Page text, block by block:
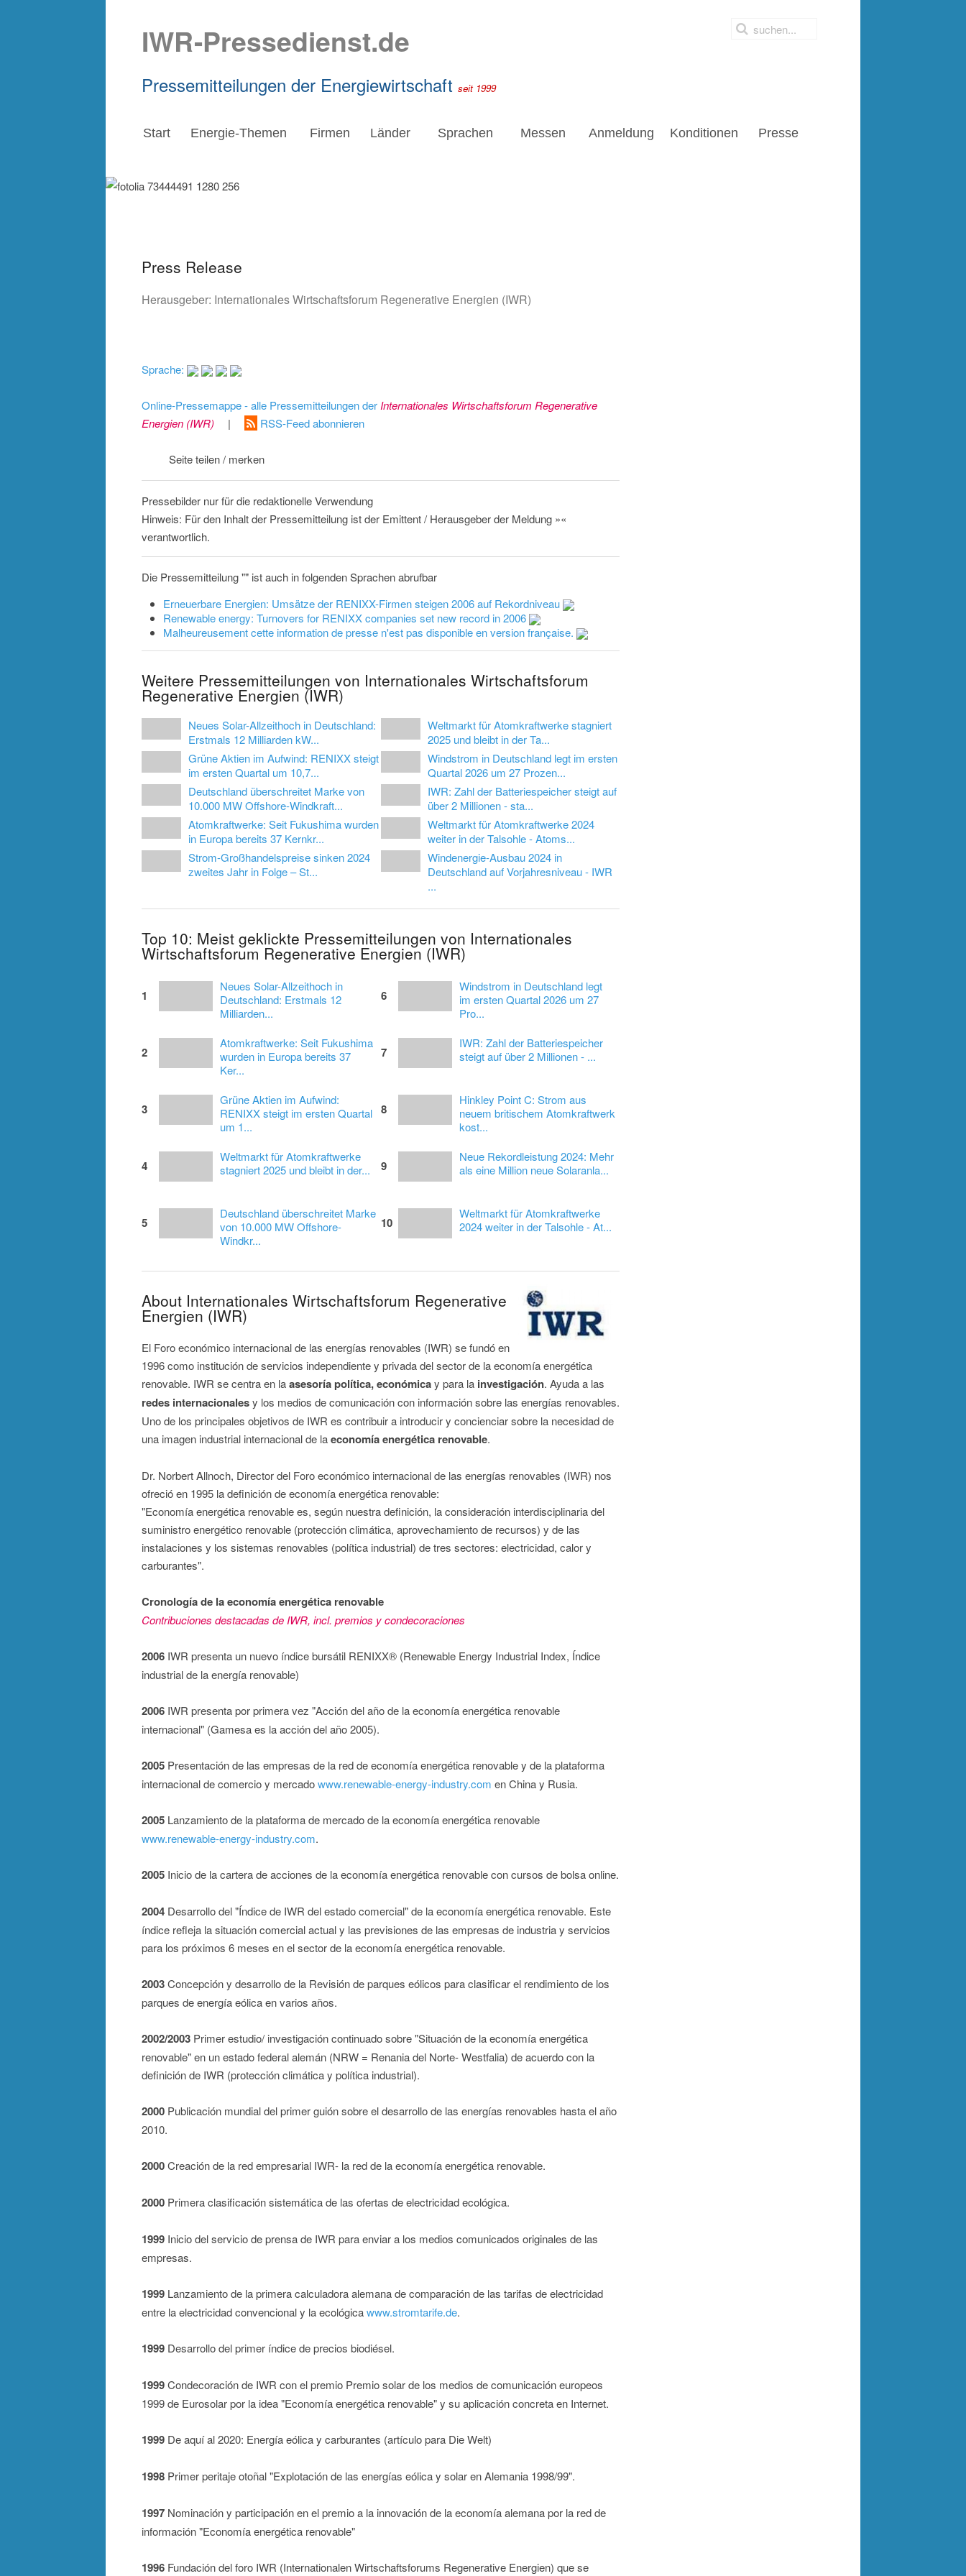
IWR-Pressedienst.de
Pressemitteilungen der Energiewirtschaft seit 1999
Start Energie-Themen Firmen Länder Sprachen Messen Anmeldung Konditionen Presse
Press Release
Herausgeber: Internationales Wirtschaftsforum Regenerative Energien (IWR)
Sprache:
Online-Pressemappe - alle Pressemitteilungen der Internationales Wirtschaftsforum Regenerative
Energien (IWR)
| RSS-Feed abonnieren
Seite teilen / merken
Pressebilder nur für die redaktionelle Verwendung
Hinweis: Für den Inhalt der Pressemitteilung ist der Emittent / Herausgeber der Meldung »«
verantwortlich.
Die Pressemitteilung "" ist auch in folgenden Sprachen abrufbar
Erneuerbare Energien: Umsätze der RENIXX-Firmen steigen 2006 auf Rekordniveau
Renewable energy: Turnovers for RENIXX companies set new record in 2006
Malheureusement cette information de presse n'est pas disponible en version française.
Weitere Pressemitteilungen von Internationales Wirtschaftsforum
Regenerative Energien (IWR)
Neues Solar-Allzeithoch in Deutschland:
Erstmals 12 Milliarden kW...
Weltmarkt für Atomkraftwerke stagniert
2025 und bleibt in der Ta...
Grüne Aktien im Aufwind: RENIXX steigt
im ersten Quartal um 10,7...
Windstrom in Deutschland legt im ersten
Quartal 2026 um 27 Prozen...
Deutschland überschreitet Marke von
10.000 MW Offshore-Windkraft...
IWR: Zahl der Batteriespeicher steigt auf
über 2 Millionen - sta...
Atomkraftwerke: Seit Fukushima wurden
in Europa bereits 37 Kernkr...
Weltmarkt für Atomkraftwerke 2024
weiter in der Talsohle - Atoms...
Strom-Großhandelspreise sinken 2024
zweites Jahr in Folge – St...
Windenergie-Ausbau 2024 in
Deutschland auf Vorjahresniveau - IWR
...
Top 10: Meist geklickte Pressemitteilungen von Internationales
Wirtschaftsforum Regenerative Energien (IWR)
1
Neues Solar-Allzeithoch in
Deutschland: Erstmals 12
Milliarden...
2
Atomkraftwerke: Seit Fukushima
wurden in Europa bereits 37
Ker...
3
Grüne Aktien im Aufwind:
RENIXX steigt im ersten Quartal
um 1...
4
Weltmarkt für Atomkraftwerke
stagniert 2025 und bleibt in der...
5
Deutschland überschreitet Marke
von 10.000 MW Offshore-
Windkr...
6
Windstrom in Deutschland legt
im ersten Quartal 2026 um 27
Pro...
7
IWR: Zahl der Batteriespeicher
steigt auf über 2 Millionen - ...
8
Hinkley Point C: Strom aus
neuem britischem Atomkraftwerk
kost...
9
Neue Rekordleistung 2024: Mehr
als eine Million neue Solaranla...
10
Weltmarkt für Atomkraftwerke
2024 weiter in der Talsohle - At...
About Internationales Wirtschaftsforum Regenerative
Energien (IWR)
El Foro económico internacional de las energías renovables (IWR) se fundó en
1996 como institución de servicios independiente y privada del sector de la economía energética
renovable. IWR se centra en laasesoría política, económicay para la investigación. Ayuda a las
redes internacionalesy los medios de comunicación con información sobre las energías renovables.
Uno de los principales objetivos de IWR es contribuir a introducir y concienciar sobre la necesidad de
una imagen industrial internacional de laeconomía energética renovable.
Dr. Norbert Allnoch, Director del Foro económico internacional de las energías renovables (IWR) nos
ofreció en 1995 la definición de economía energética renovable:
"Economía energética renovable es, según nuestra definición, la consideración interdisciplinaria del
suministro energético renovable (protección climática, aprovechamiento de recursos) y de las
instalaciones y los sistemas renovables (política industrial) de tres sectores: electricidad, calor y
carburantes".
Cronología de la economía energética renovable
Contribuciones destacadas de IWR, incl. premios y condecoraciones
2006 IWR presenta un nuevo índice bursátil RENIXX® (Renewable Energy Industrial Index, Índice
industrial de la energía renovable)
2006 IWR presenta por primera vez "Acción del año de la economía energética renovable
internacional" (Gamesa es la acción del año 2005).
2005 Presentación de las empresas de la red de economía energética renovable y de la plataforma
internacional de comercio y mercadowww.renewable-energy-industry.com en China y Rusia.
2005 Lanzamiento de la plataforma de mercado de la economía energética renovable
www.renewable-energy-industry.com.
2005 Inicio de la cartera de acciones de la economía energética renovable con cursos de bolsa online.
2004 Desarrollo del "Índice de IWR del estado comercial" de la economía energética renovable. Este
índice refleja la situación comercial actual y las previsiones de las empresas de industria y servicios
para los próximos 6 meses en el sector de la economía energética renovable.
2003Concepción y desarrollo de la Revisión de parques eólicos para clasificar el rendimiento de los
parques de energía eólica en varios años.
2002/2003 Primer estudio/ investigación continuado sobre "Situación de la economía energética
renovable" en un estado federal alemán (NRW = Renania del Norte- Westfalia) de acuerdo con la
definición de IWR (protección climática y política industrial).
2000 Publicación mundial del primer guión sobre el desarrollo de las energías renovables hasta el año
2010.
2000Creación de la red empresarial IWR- la red de la economía energética renovable.
2000 Primera clasificación sistemática de las ofertas de electricidad ecológica.
1999 Inicio del servicio de prensa de IWR para enviar a los medios comunicados originales de las
empresas.
1999 Lanzamiento de la primera calculadora alemana de comparación de las tarifas de electricidad
entre la electricidad convencional y la ecológicawww.stromtarife.de.
1999 Desarrollo del primer índice de precios biodiésel.
1999Condecoración de IWR con el premio Premio solar de los medios de comunicación europeos
1999 de Eurosolar por la idea "Economía energética renovable" y su aplicación concreta en Internet.
1999 De aquí al 2020: Energía eólica y carburantes (artículo para Die Welt)
1998 Primer peritaje otoñal "Explotación de las energías eólica y solar en Alemania 1998/99".
1997 Nominación y participación en el premio a la innovación de la economía alemana por la red de
información "Economía energética renovable"
1996 Fundación del foro IWR (Internationalen Wirtschaftsforums Regenerative Energien) que se